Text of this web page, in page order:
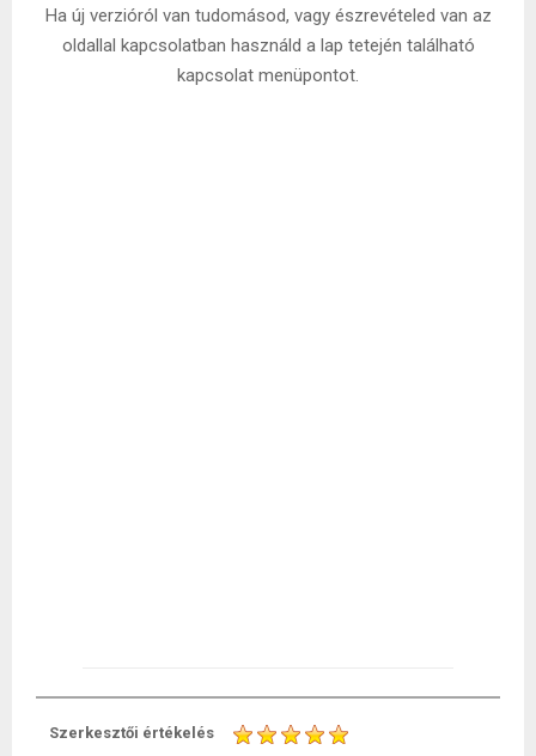
Ha új verzióról van tudomásod, vagy észrevételed van az
oldallal kapcsolatban használd a lap tetején található
kapcsolat menüpontot.
Szerkesztői értékelés